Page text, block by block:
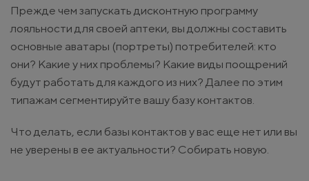
Прежде чем запускать дисконтную программу
лояльности для своей аптеки, вы должны составить
основные аватары (портреты) потребителей: кто
они? Какие у них проблемы? Какие виды поощрений
будут работать для каждого из них? Далее по этим
типажам сегментируйте вашу базу контактов.
Что делать, если базы контактов у вас еще нет или вы
не уверены в ее актуальности? Собирать новую.